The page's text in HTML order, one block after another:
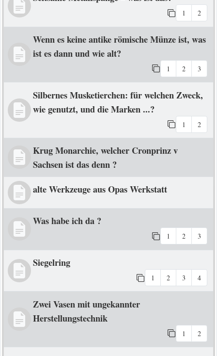
1 2
Wenn es keine antike römische Münze ist, was
ist es dann und wie alt?
1 2 3
Silbernes Musketierchen: für welchen Zweck,
wie genutzt, und die Marken ...?
1 2
Krug Monarchie, welcher Cronprinz v
Sachsen ist das denn ?
alte Werkzeuge aus Opas Werkstatt
Was habe ich da ?
1 2 3
Siegelring
1 2 3 4
Zwei Vasen mit ungekannter
Herstellungstechnik
1 2